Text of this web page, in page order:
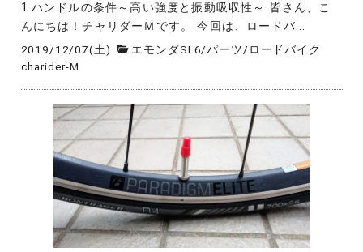
1.ハンドルの条件～高い強度と振動吸収性～ 皆さん、こ
んにちは！チャリダーＭです。 今回は、ロードバ...
2019/12/07(土) エモンダSL6/パーツ/ ロードバイク
charider-M